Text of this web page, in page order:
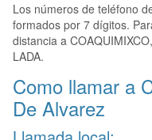
Los números de teléfono
formados por 7 dígitos.
distancia a
LADA.
Como llamar a
De Alvarez